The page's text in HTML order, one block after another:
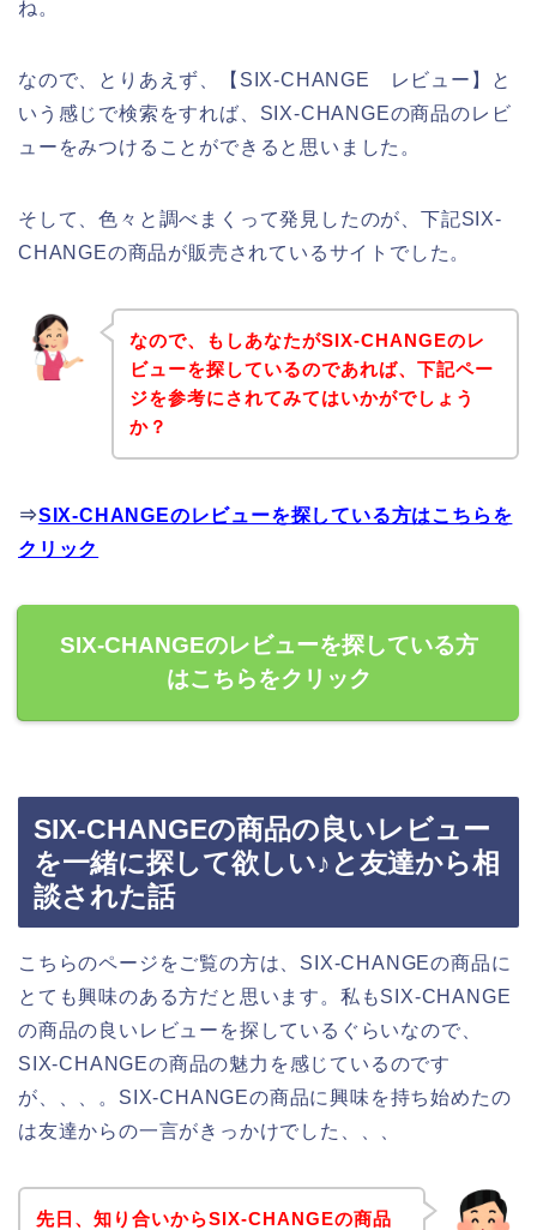
ね。
なので、とりあえず、【SIX-CHANGE レビュー】と
いう感じで検索をすれば、SIX-CHANGEの商品のレビ
ューをみつけることができると思いました。
そして、色々と調べまくって発見したのが、下記SIX-
CHANGEの商品が販売されているサイトでした。
なので、もしあなたがSIX-CHANGEのレ
ビューを探しているのであれば、下記ペー
ジを参考にされてみてはいかがでしょう
か？
⇒SIX-CHANGEのレビューを探している方はこちらを
クリック
SIX-CHANGEのレビューを探している方
はこちらをクリック
SIX-CHANGEの商品の良いレビュー
を一緒に探して欲しい♪と友達から相
談された話
こちらのページをご覧の方は、SIX-CHANGEの商品に
とても興味のある方だと思います。私もSIX-CHANGE
の商品の良いレビューを探しているぐらいなので、
SIX-CHANGEの商品の魅力を感じているのです
が、、、。SIX-CHANGEの商品に興味を持ち始めたの
は友達からの一言がきっかけでした、、、
先日、知り合いからSIX-CHANGEの商品